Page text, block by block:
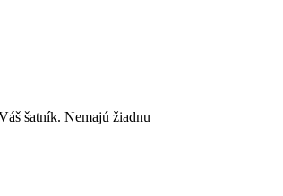
šatník. Nemajú žiadnu